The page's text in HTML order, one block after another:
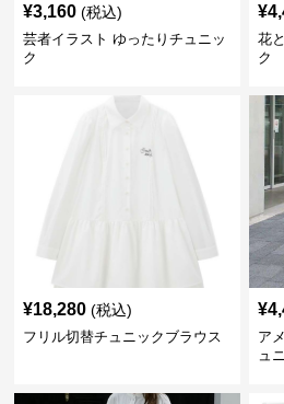
¥3,160 (税込)
芸者イラスト ゆったりチュニッ
ク
¥
花
ク
¥18,280 (税込)
フリル切替チュニックブラウス
¥
ア
ュ